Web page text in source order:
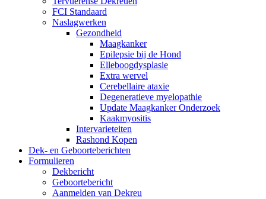
FCI Standaard
Naslagwerken
Gezondheid
Maagkanker
Epilepsie bij de Hond
Elleboogdysplasie
Extra wervel
Cerebellaire ataxie
Degeneratieve myelopathie
Update Maagkanker Onderzoek
Kaakmyositis
Intervarieteiten
Rashond Kopen
Dek- en Geboorteberichten
Formulieren
Dekbericht
Geboortebericht
Aanmelden van Dekreu